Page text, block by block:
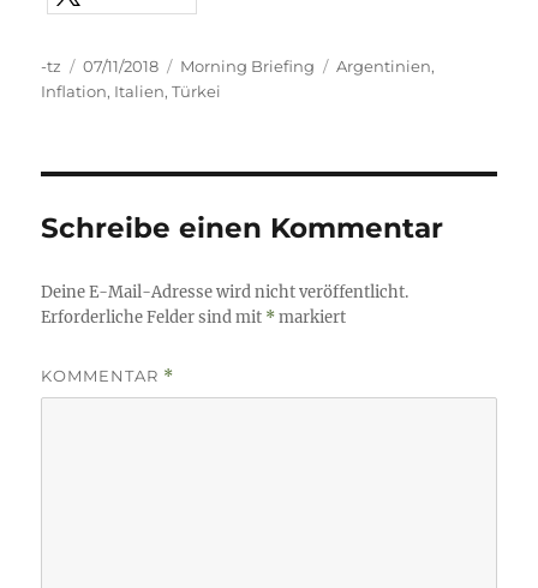
Autor
-tz
Veröffentlicht
am
07/11/2018 Kategorien
Morning Briefing Schlagwörter
Argentinien,
Inflation, Italien,Türkei
Schreibe einen Kommentar
Deine E-Mail-Adresse wird nicht veröffentlicht.
Erforderliche Felder sind mit *markiert
KOMMENTAR *